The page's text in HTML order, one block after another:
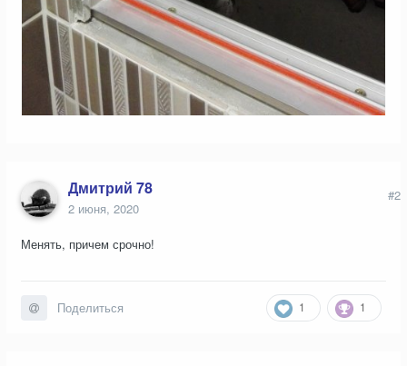
Дмитрий 78
2 июня, 2020
#2
Менять, причем срочно!
1 1
Поделиться